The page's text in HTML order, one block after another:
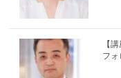
【
フォ